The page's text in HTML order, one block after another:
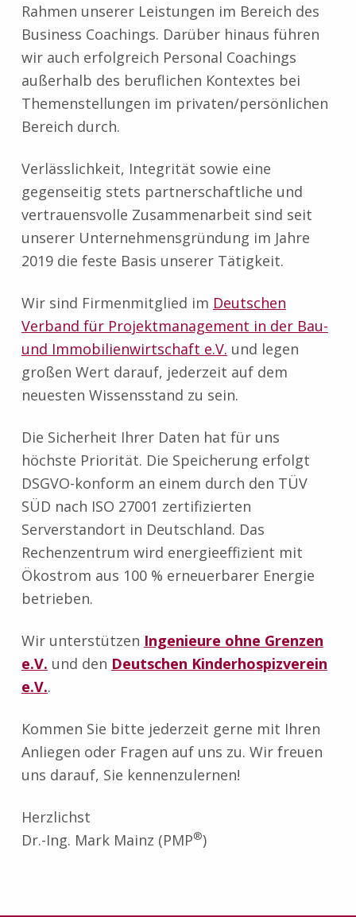
Rahmen unserer Leistungen im Bereich des
Business Coachings. Darüber hinaus führen
wir auch erfolgreich Personal Coachings
außerhalb des beruflichen Kontextes bei
Themenstellungen im privaten/persönlichen
Bereich durch.
Verlässlichkeit, Integrität sowie eine
gegenseitig stets partnerschaftliche und
vertrauensvolle Zusammenarbeit sind seit
unserer Unternehmensgründung im Jahre
2019 die feste Basis unserer Tätigkeit.
Wir sind Firmenmitglied im Deutschen
Verband für Projektmanagement in der Bau-
und Immobilienwirtschaft e.V. und legen
großen Wert darauf, jederzeit auf dem
neuesten Wissensstand zu sein.
Die Sicherheit Ihrer Daten hat für uns
höchste Priorität. Die Speicherung erfolgt
DSGVO-konform an einem durch den TÜV
SÜD nach ISO 27001 zertifizierten
Serverstandort in Deutschland. Das
Rechenzentrum wird energieeffizient mit
Ökostrom aus 100 % erneuerbarer Energie
betrieben.
Wir unterstützen Ingenieure ohne Grenzen
e.V. und den Deutschen Kinderhospizverein
e.V..
Kommen Sie bitte jederzeit gerne mit Ihren
Anliegen oder Fragen auf uns zu. Wir freuen
uns darauf, Sie kennenzulernen!
Herzlichst
Dr.-Ing. Mark Mainz (PMP®)